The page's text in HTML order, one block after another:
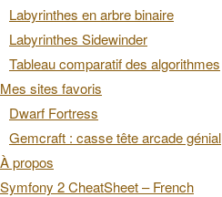
Labyrinthes en arbre binaire
Labyrinthes Sidewinder
Tableau comparatif des algorithmes
Mes sites favoris
Dwarf Fortress
Gemcraft : casse tête arcade génial
À propos
Symfony 2 CheatSheet – French